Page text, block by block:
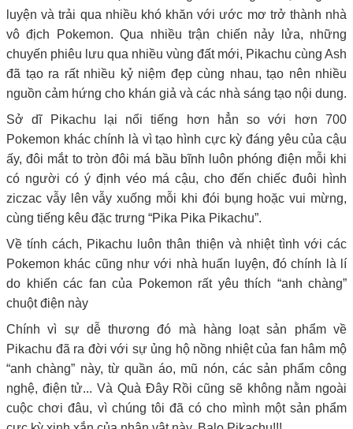
luyện và trải qua nhiều khó khăn với ước mơ trở thành nhà
vô địch Pokemon. Qua nhiều trận chiến nảy lửa, những
chuyến phiêu lưu qua nhiều vùng đất mới, Pikachu cùng Ash
đã tạo ra rất nhiều kỷ niệm đẹp cùng nhau, tạo nên nhiều
nguồn cảm hứng cho khán giả và các nhà sáng tạo nội dung.
Sở dĩ Pikachu lại nổi tiếng hơn hẳn so với hơn 700
Pokemon khác chính là vì tạo hình cực kỳ đáng yêu của cậu
ấy, đôi mắt to tròn đôi má bầu bĩnh luôn phóng điện mỗi khi
có người có ý định véo má cậu, cho đến chiếc đuôi hình
ziczac vẫy lên vẫy xuống mỗi khi đói bụng hoặc vui mừng,
cùng tiếng kêu đặc trưng “Pika Pika Pikachu”.
Về tính cách, Pikachu luôn thân thiện và nhiệt tình với các
Pokemon khác cũng như với nhà huấn luyện, đó chính là lí
do khiến các fan của Pokemon rất yêu thích “anh chàng”
chuột điện này
Chính vì sự dễ thương đó mà hàng loạt sản phẩm về
Pikachu đã ra đời với sự ủng hộ nồng nhiệt của fan hâm mộ
“anh chàng” này, từ quần áo, mũ nón, các sản phẩm công
nghệ, điện tử... Và Quà Đây Rồi cũng sẽ không nằm ngoài
cuộc chơi đâu, vì chúng tôi đã có cho mình một sản phẩm